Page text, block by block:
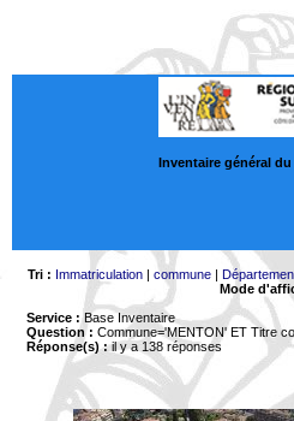
Inventaire général du
Tri : Immatriculation| commune|
Mode
Service : Base Inventaire
Question : Commune='MENTON' ET Titre
Réponse(s) :il y a 138 réponses